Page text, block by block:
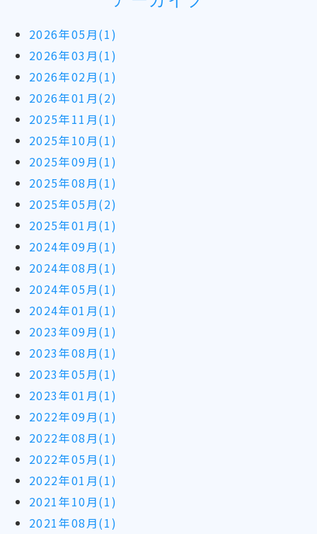
2026年05月(1)
2026年03月(1)
2026年02月(1)
2026年01月(2)
2025年11月(1)
2025年10月(1)
2025年09月(1)
2025年08月(1)
2025年05月(2)
2025年01月(1)
2024年09月(1)
2024年08月(1)
2024年05月(1)
2024年01月(1)
2023年09月(1)
2023年08月(1)
2023年05月(1)
2023年01月(1)
2022年09月(1)
2022年08月(1)
2022年05月(1)
2022年01月(1)
2021年10月(1)
2021年08月(1)